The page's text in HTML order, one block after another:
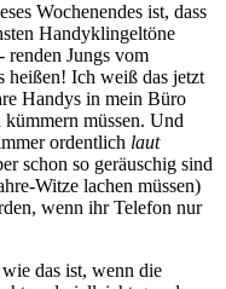
Wochenendes ist, dass
Handyklingeltöne
renden Jungs vom
heißen! Ich weiß das jetzt
Handys in mein Büro
müssen. Und
ordentlich laut
schon so geräuschig sind
Witze lachen müssen)
wenn ihr Telefon nur
das ist, wenn die